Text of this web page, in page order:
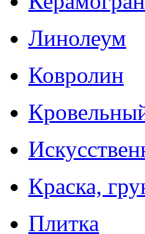
Линолеум
Ковролин
Краска,
Плитка